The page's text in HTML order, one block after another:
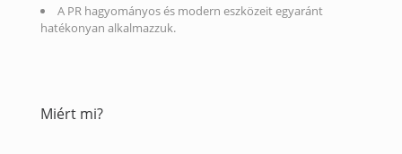
A PR hagyományos és modern eszközeit egyaránt
hatékonyan alkalmazzuk.
Miért mi?